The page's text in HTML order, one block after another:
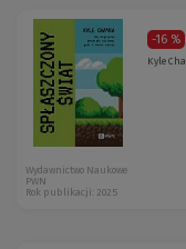
-16 %
Kyle
Wydawnictwo Naukowe
PWN
Rok publikacji: 2025